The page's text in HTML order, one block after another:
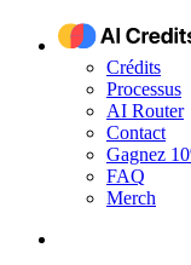
Crédits
Processus
AI Router
Contact
Gagnez
FAQ
Merch